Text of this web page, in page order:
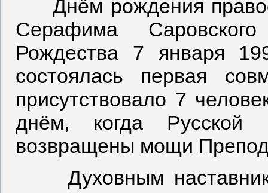
Днём рождения
Серафима
Рождества 7 января
состоялась первая
присутствовало 7
днём, когда Русской
возвращены мощи
Духовным